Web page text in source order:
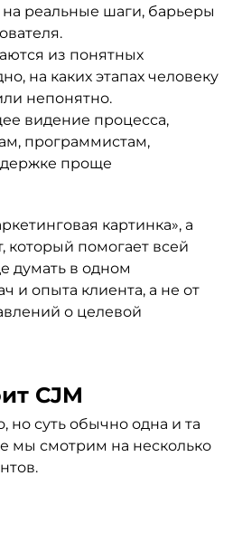
реальные шаги, барьеры
из понятных
на каких этапах человеку
непонятно.
видение процесса,
программистам,
проще
картинка», а
который помогает всей
думать в одном
и опыта клиента, а не от
о целевой
CJM
но суть обычно одна и та
мы смотрим на несколько